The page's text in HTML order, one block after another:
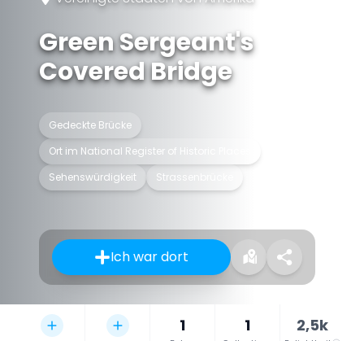
Green Sergeant's
Covered Bridge
Gedeckte Brücke
Ort im National Register of Historic Places
Sehenswürdigkeit
Strassenbrücke
Ich war dort
1 1 2,5k